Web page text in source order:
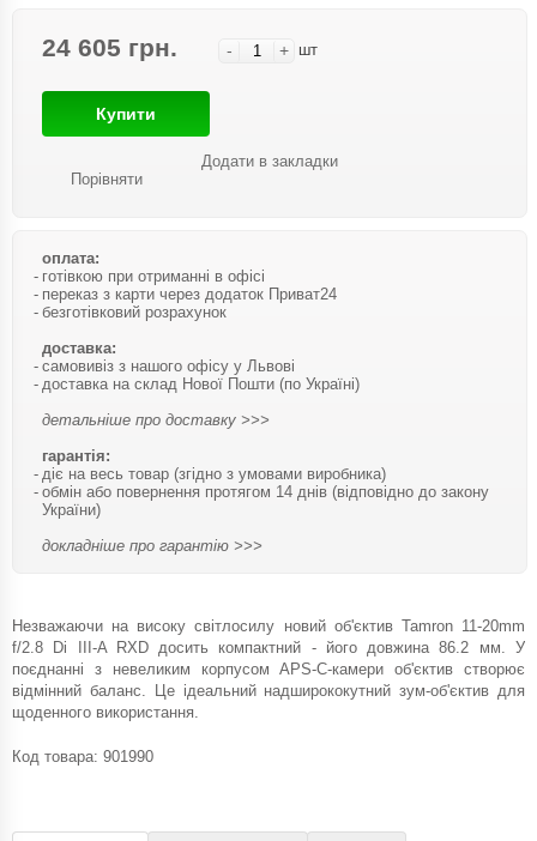
24 605 грн. - + шт
Купити
Порівняти
Додати в закладки
оплата:
готівкою при отриманні в офісі
переказ з карти через додаток Приват24
безготівковий розрахунок
доставка:
самовивіз з нашого офісу у Львові
доставка на склад Нової Пошти (по Україні)
детальніше про доставку >>>
гарантія:
діє на весь товар (згідно з умовами виробника)
обмін або повернення протягом 14 днів (відповідно до закону
України)
докладніше про гарантію >>>
Незважаючи на високу світлосилу новий об'єктив Tamron 11-20mm
f/2.8 Di III-A RXD досить компактний - його довжина 86.2 мм. У
поєднанні з невеликим корпусом APS-C-камери об'єктив створює
відмінний баланс. Це ідеальний надширококутний зум-об'єктив для
щоденного використання.
Код товара: 901990